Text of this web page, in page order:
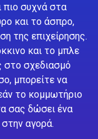
πιο συχνά στα
και το άσπρο,
της επιχείρησης.
και το μπλε
στο σχεδιασμό
μπορείτε να
το κομμωτήριο
σας δώσει ένα
αγορά.